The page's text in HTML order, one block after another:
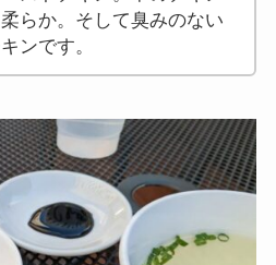
らか。そして臭みのない
ンです。